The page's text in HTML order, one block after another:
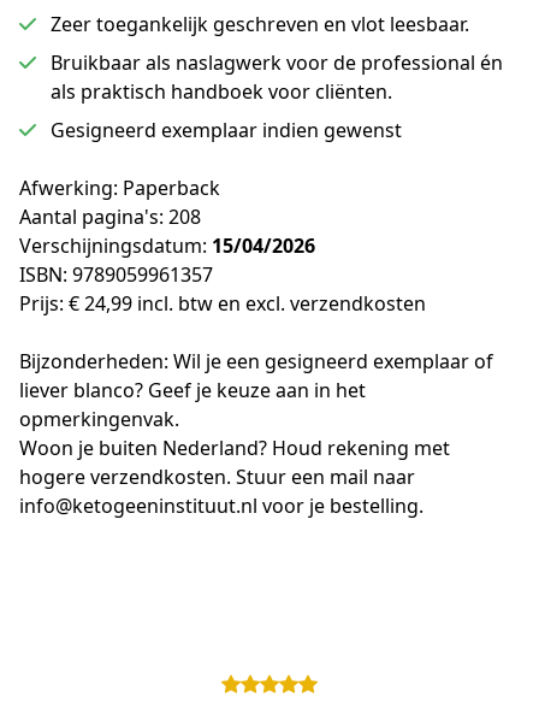
Zeer toegankelijk geschreven en vlot leesbaar.
Bruikbaar als naslagwerk voor de professional én
als praktisch handboek voor cliënten.
Gesigneerd exemplaar indien gewenst
Afwerking: Paperback
Aantal pagina's: 208
Verschijningsdatum: 15/04/2026
ISBN: 9789059961357
Prijs: € 24,99 incl. btw en excl. verzendkosten
Bijzonderheden: Wil je een gesigneerd exemplaar of
liever blanco? Geef je keuze aan in het
opmerkingenvak.
Woon je buiten Nederland? Houd rekening met
hogere verzendkosten. Stuur een mail naar
info@ketogeeninstituut.nl voor je bestelling.